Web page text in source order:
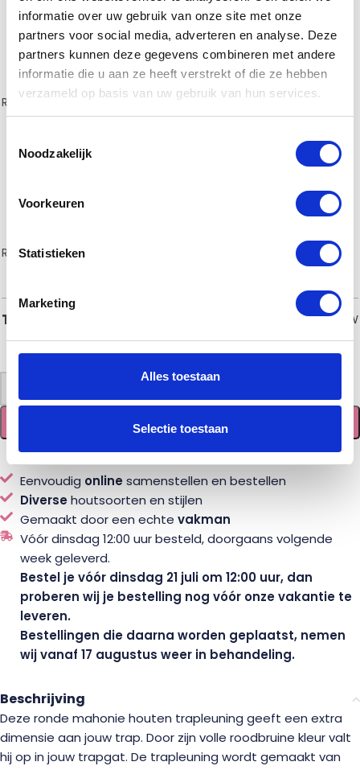
informatie over uw gebruik van onze site met onze
partners voor social media, adverteren en analyse. Deze
partners kunnen deze gegevens combineren met andere
informatie die u aan ze heeft verstrekt of die ze hebben
verzameld op basis van uw gebruik van hun services.
Noodzakelijk
Voorkeuren
Statistieken
Marketing
Alles toestaan
Selectie toestaan
RVS Wit type GR(€15,00) RVS Grijs type GR(€17,50)
RVS Type IR(€15,00) Brons/koper type JR (€21,00)
Totaal 47,00incl. BTW
TOEVOEGEN AAN WINKELWAGEN
Eenvoudig onlinesamenstellen en bestellen
Diversehoutsoorten en stijlen
Gemaakt door een echte vakman
Vóór dinsdag 12:00 uur besteld, doorgaans volgende
week geleverd.
Bestel je vóór dinsdag 21 juli om 12:00 uur, dan
proberen wij je bestelling nog vóór onze vakantie te
leveren.
Bestellingen die daarna worden geplaatst, nemen
wij vanaf 17 augustus weer in behandeling.
Beschrijving
Deze ronde mahonie houten trapleuning geeft een extra
dimensie aan jouw trap. Door zijn volle roodbruine kleur valt
hij op in jouw trapgat. De trapleuning wordt gemaakt van